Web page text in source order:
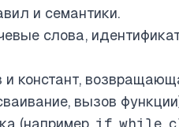
и семантики.
слова,
констант,
вызов
(например, if, while,